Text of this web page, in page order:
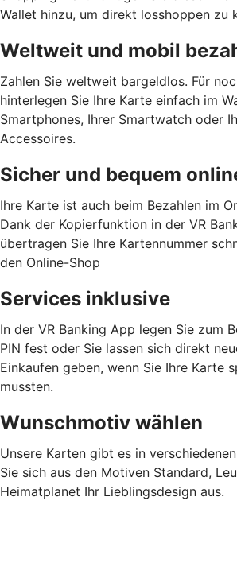
Wallet hinzu, um direkt losshoppen zu
Weltweit und mobil
Zahlen Sie weltweit bargeldlos. Für
hinterlegen Sie Ihre Karte einfach im
Smartphones, Ihrer Smartwatch oder
Accessoires.
Sicher und bequem
Ihre Karte ist auch beim Bezahlen im
Dank der Kopierfunktion in der VR
übertragen Sie Ihre Kartennummer
den Online-Shop
Services inklusive
In der VR Banking App legen Sie zum
PIN fest oder Sie lassen sich direkt
Einkaufen geben, wenn Sie Ihre Karte
mussten.
Wunschmotiv wählen
Unsere Karten gibt es in
Sie sich aus den Motiven Standard,
Heimatplanet Ihr Lieblingsdesign aus.